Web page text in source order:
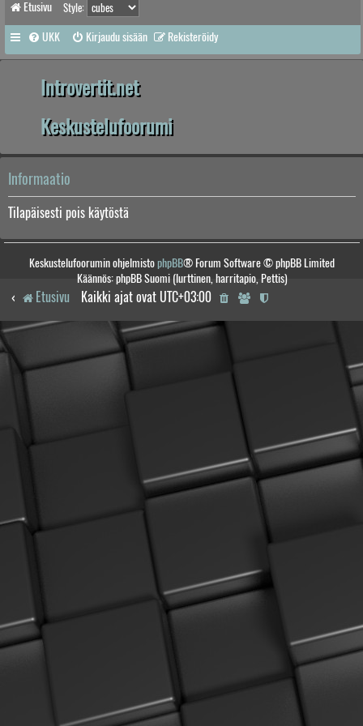
Etusivu Style:
UKK Kirjaudu sisään Rekisteröidy
Introvertit.net
Keskustelufoorumi
Informaatio
Tilapäisesti pois käytöstä
Keskustelufoorumin ohjelmistophpBB® Forum Software © phpBB Limited
Käännös: phpBB Suomi (lurttinen, harritapio, Pettis)
Etusivu Kaikki ajat ovat UTC+03:00